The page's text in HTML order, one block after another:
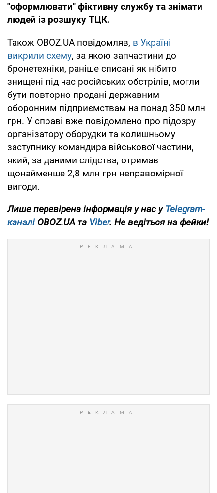
"оформлювати" фіктивну службу та знімати
людей із розшуку ТЦК.
Також OBOZ.UA повідомляв, в Україні
викрили схему, за якою запчастини до
бронетехніки, раніше списані як нібито
знищені під час російських обстрілів, могли
бути повторно продані державним
оборонним підприємствам на понад 350 млн
грн. У справі вже повідомлено про підозру
організатору оборудки та колишньому
заступнику командира військової частини,
який, за даними слідства, отримав
щонайменше 2,8 млн грн неправомірної
вигоди.
Лише перевірена інформація у нас уTelegram-
каналіOBOZ.UA та Viber. Не ведіться на фейки!